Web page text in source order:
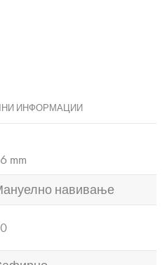
ИНФОРМАЦИИ
mm
навивање